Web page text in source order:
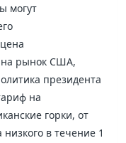
могут
на рынок США,
президента
на
горки, от
низкого в течение 1